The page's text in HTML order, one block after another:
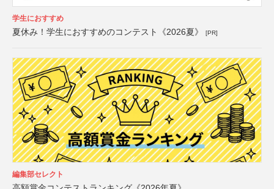
学生におすすめ
夏休み！学生におすすめのコンテスト《2026夏》 [PR]
編集部セレクト